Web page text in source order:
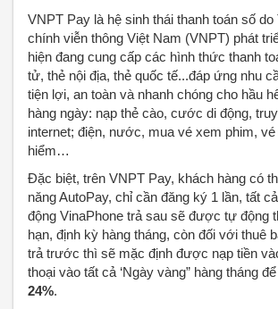
VNPT Pay là hệ sinh thái thanh toán số
chính viễn thông Việt Nam (VNPT) phát
hiện đang cung cấp các hình thức thanh
tử, thẻ nội địa, thẻ quốc tế...đáp ứng nhu
tiện lợi, an toàn và nhanh chóng cho hầu
hàng ngày: nạp thẻ cào, cước di động,
internet; điện, nước, mua vé xem phim,
hiểm…
Đặc biệt, trên VNPT Pay, khách hàng có
năng AutoPay, chỉ cần đăng ký 1 lần, tất
động VinaPhone trả sau sẽ được tự động
hạn, định kỳ hàng tháng, còn đối với thuê
trả trước thì sẽ mặc định được nạp tiền
thoại vào tất cả ‘Ngày vàng” hàng tháng
24%.